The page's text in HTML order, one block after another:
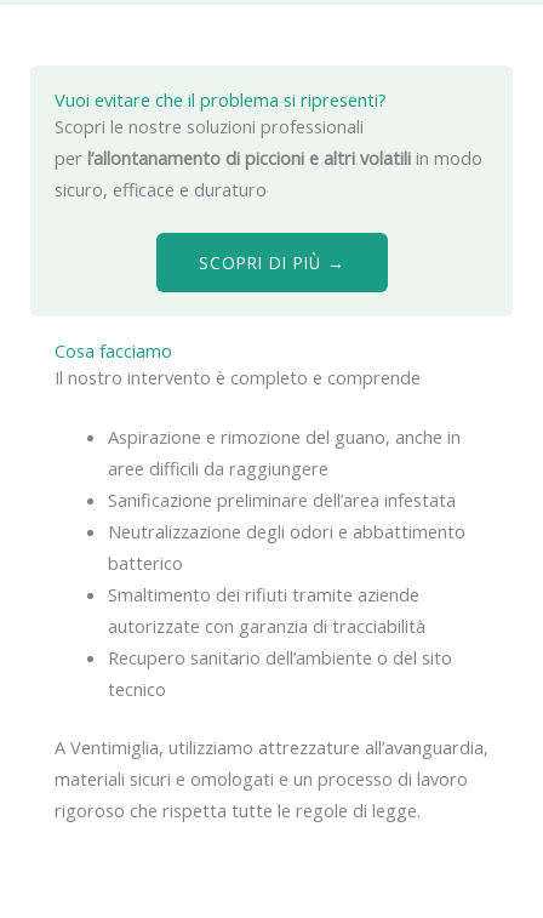
Cosa facciamo
Il nostro intervento è completo e comprende
Aspirazione e rimozione del guano, anche in
aree difficili da raggiungere
Sanificazione preliminare dell’area infestata
Neutralizzazione degli odori e abbattimento
batterico
Smaltimento dei rifiuti tramite aziende
autorizzate con garanzia di tracciabilità
Recupero sanitario dell’ambiente o del sito
tecnico
A Ventimiglia, utilizziamo attrezzature all’avanguardia,
materiali sicuri e omologati e un processo di lavoro
rigoroso che rispetta tutte le regole di legge.
Vuoi evitare che il problema si ripresenti?
Scopri le nostre soluzioni professionali
per l’allontanamento di piccioni e altri volatili in modo
sicuro, efficace e duraturo
SCOPRI DI PIÙ →